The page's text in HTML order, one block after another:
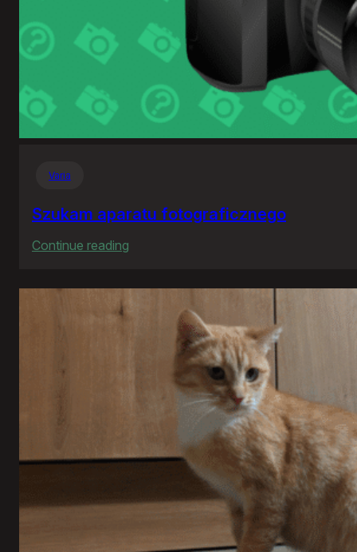
Varia
Szukam aparatu fotograficznego
Continue reading
aparatu
fotograficznego